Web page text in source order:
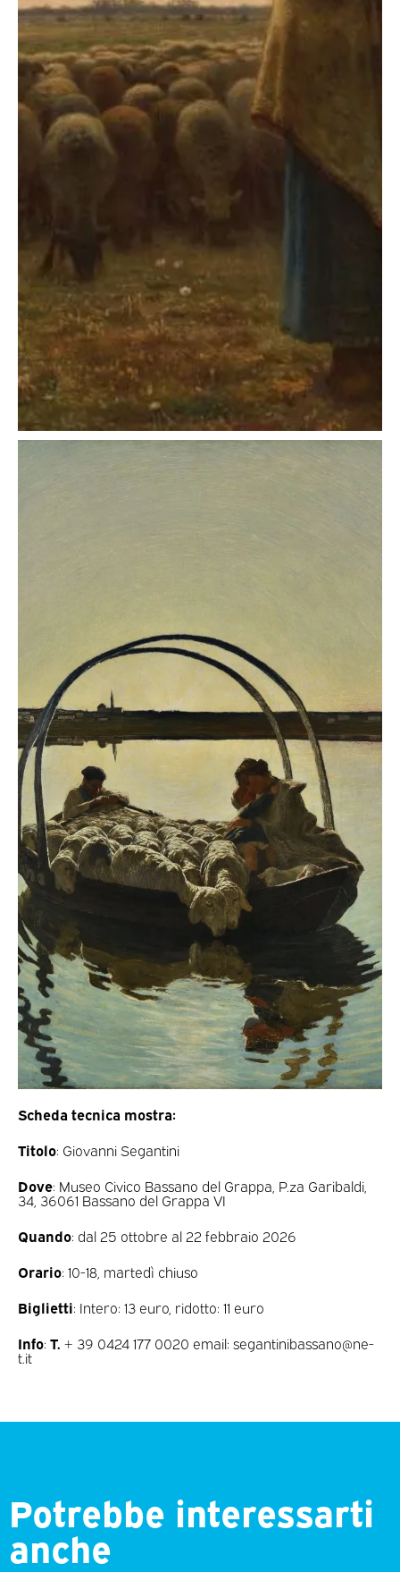
Scheda tecnica mostra:
Titolo: Giovanni Segantini
Dove: Museo Civico Bassano del Grappa, P.za Garibaldi,
34, 36061 Bassano del Grappa VI
Quando: dal 25 ottobre al 22 febbraio 2026
Orario: 10-18, martedì chiuso
Biglietti: Intero: 13 euro, ridotto: 11 euro
Info: T. + 39 0424 177 0020 email: segantinibassano@ne-
t.it
Potrebbe interessarti
anche